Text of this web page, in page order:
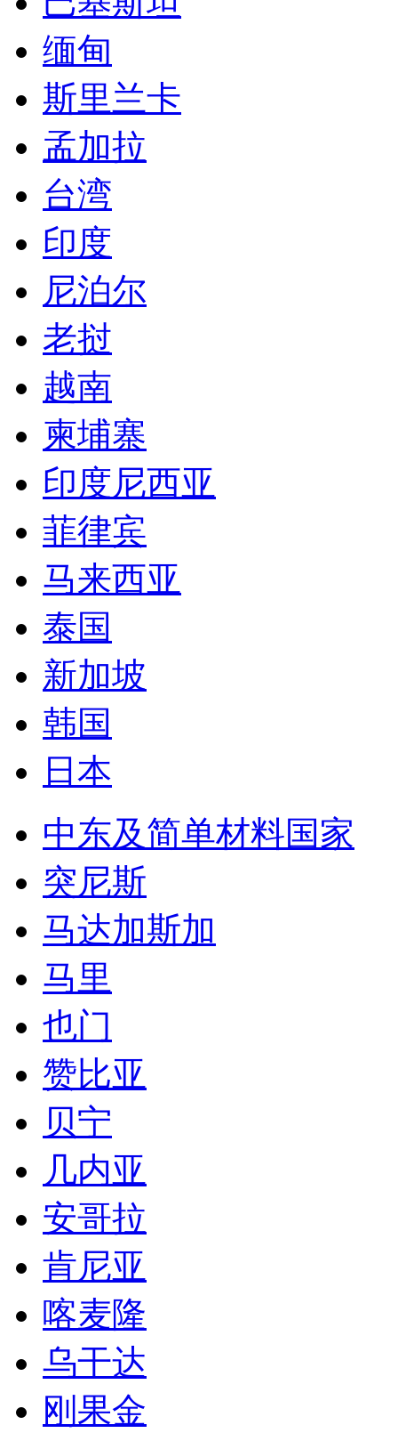
缅甸
斯里兰卡
孟加拉
台湾
印度
尼泊尔
老挝
越南
柬埔寨
印度尼西亚
菲律宾
马来西亚
泰国
新加坡
韩国
日本
中东及简单材料国家
突尼斯
马达加斯加
马里
也门
赞比亚
贝宁
几内亚
安哥拉
肯尼亚
喀麦隆
乌干达
刚果金